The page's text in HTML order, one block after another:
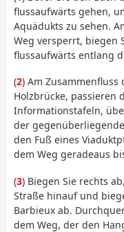
flussaufwärts gehen,
Aquädukts zu sehen.
Weg versperrt, biegen
flussaufwärts entlang
(2) Am
Holzbrücke, passieren
Informationstafeln,
der
den Fuß eines
dem Weg geradeaus
(3) Biegen Sie rechts
Straße hinauf und
Barbieux ab.
dem Weg, der den